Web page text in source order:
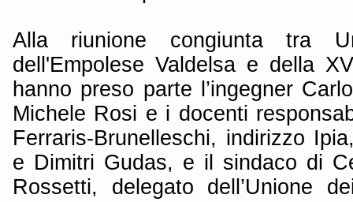
Alla riunione congiunta tra
dell'Empolese Valdelsa e della
hanno preso parte l’ingegner
Michele Rosi e i docenti
Ferraris-Brunelleschi, indirizzo
e Dimitri Gudas, e il sindaco di
Rossetti, delegato dell’Unione